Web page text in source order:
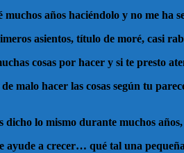
muchos años haciéndolo y no me ha
asientos, título de moré, casi
cosas por hacer y si te presto
malo hacer las cosas según tu
lo mismo durante muchos
ayude a crecer… qué tal una